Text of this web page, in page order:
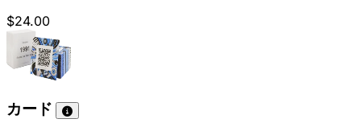
$24.00
カード